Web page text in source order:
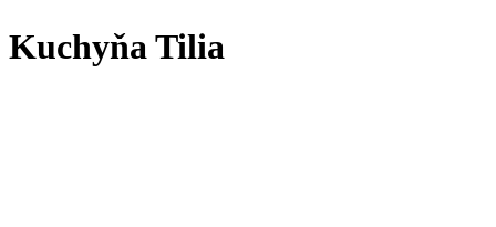
Kuchyňa Tilia